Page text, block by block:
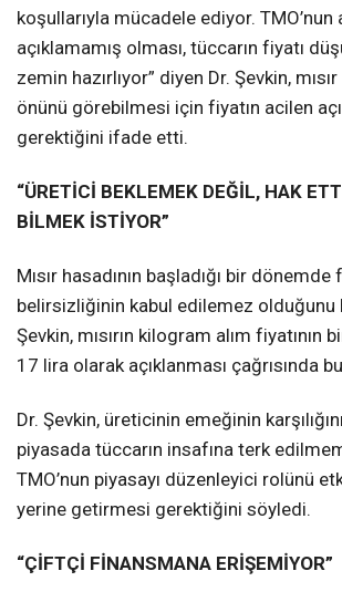
koşullarıyla mücadele ediyor. TMO’nun
açıklamamış olması, tüccarın fiyatı
zemin hazırlıyor” diyen Dr. Şevkin,
önünü görebilmesi için fiyatın acilen
gerektiğini ifade etti.
“ÜRETİCİ BEKLEMEK DEĞİL, HAK
BİLMEK İSTİYOR”
Mısır hasadının başladığı bir dönemde
belirsizliğinin kabul edilemez olduğunu
Şevkin, mısırın kilogram alım fiyatının
17 lira olarak açıklanması çağrısında
Dr. Şevkin, üreticinin emeğinin
piyasada tüccarın insafına terk
TMO’nun piyasayı düzenleyici rolünü
yerine getirmesi gerektiğini söyledi.
“ÇİFTÇİ FİNANSMANA ERİŞEMİYOR”